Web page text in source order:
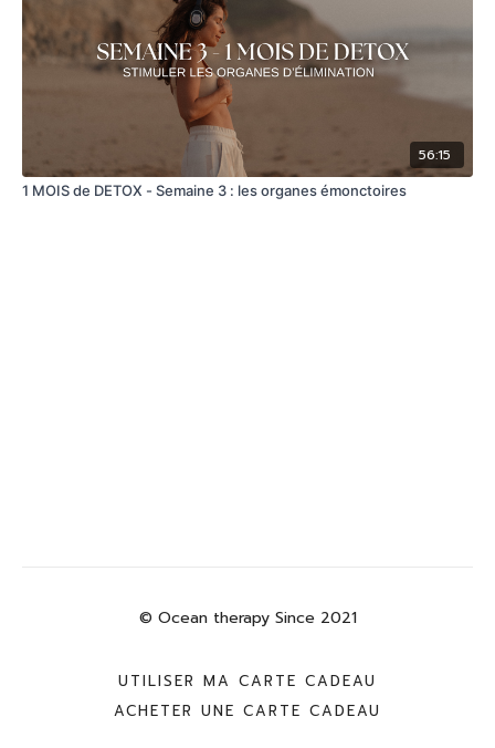
56:15
1 MOIS de DETOX - Semaine 3 : les organes émonctoires
© Ocean therapy Since 2021
UTILISER MA CARTE CADEAU
ACHETER UNE CARTE CADEAU